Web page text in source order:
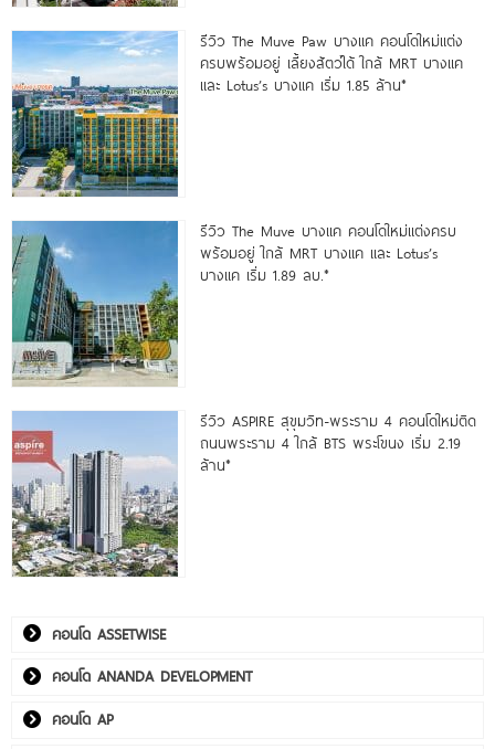
รีวิว The Muve Paw บางแค คอนโดใหม่แต่ง
ครบพร้อมอยู่ เลี้ยงสัตว์ได้ ใกล้ MRT บางแค
และ Lotus’s บางแค เริ่ม 1.85 ล้าน*
รีวิว The Muve บางแค คอนโดใหม่แต่งครบ
พร้อมอยู่ ใกล้ MRT บางแค และ Lotus’s
บางแค เริ่ม 1.89 ลบ.*
รีวิว ASPIRE สุขุมวิท-พระราม 4 คอนโดใหม่ติด
ถนนพระราม 4 ใกล้ BTS พระโขนง เริ่ม 2.19
ล้าน*
คอนโด ASSETWISE
คอนโด ANANDA DEVELOPMENT
คอนโด AP